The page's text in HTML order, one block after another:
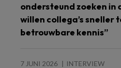
ondersteund zoeken in
willen collega’s sneller
betrouwbare kennis”
7 JUNI 2026 INTERVIEW